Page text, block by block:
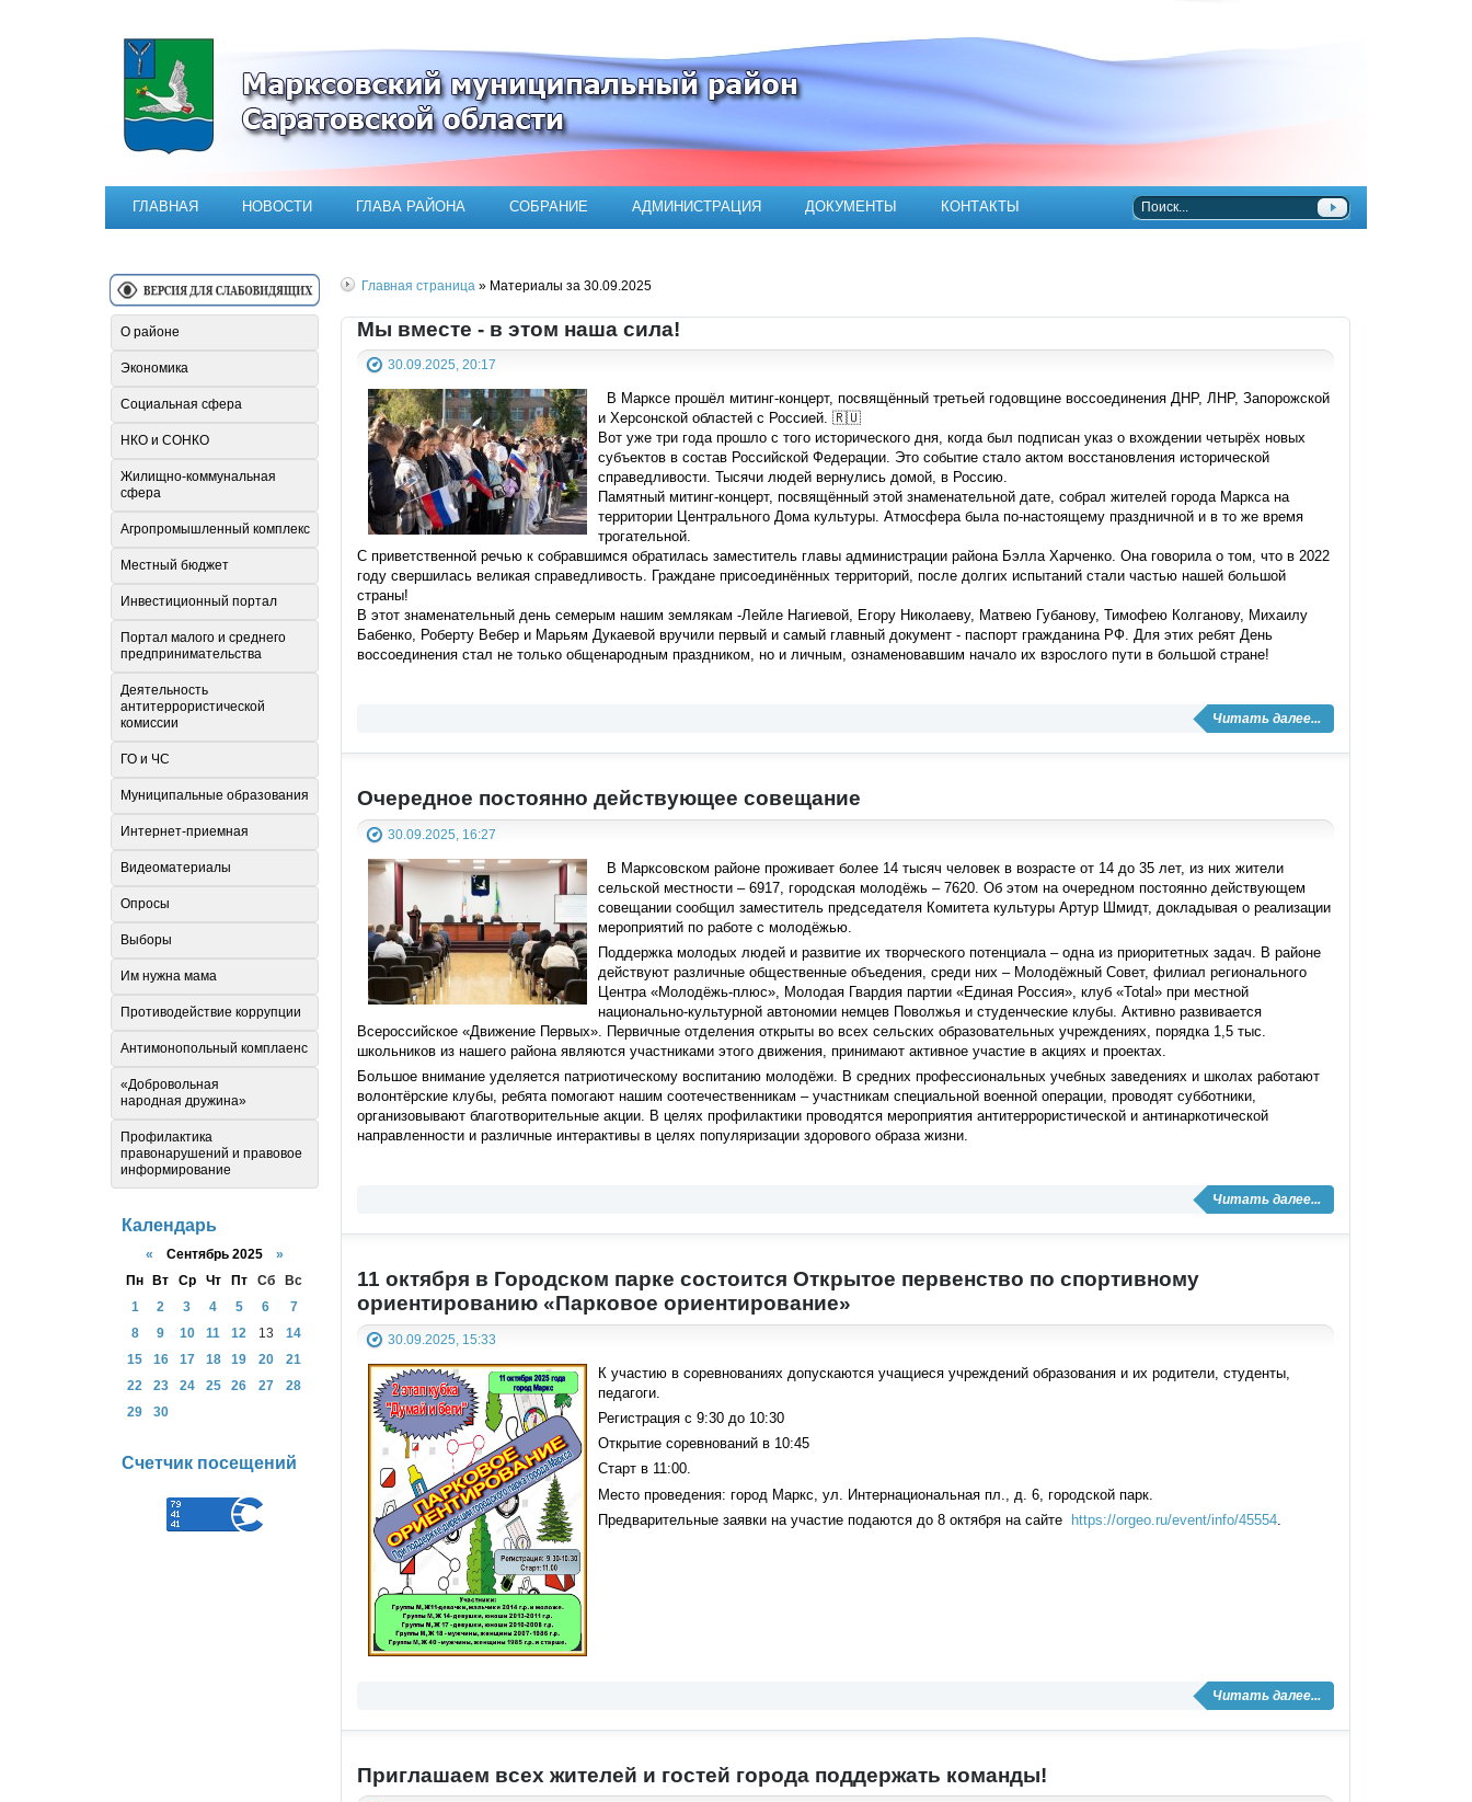
Официальный сайт Марксовского муниципального района
ГЛАВНАЯ НОВОСТИ ГЛАВА РАЙОНА СОБРАНИЕ АДМИНИСТРАЦИЯ ДОКУМЕНТЫ КОНТАКТЫ
Главная страница » Материалы за 30.09.2025
Мы вместе - в этом наша сила!
30.09.2025, 20:17
В Марксе прошёл митинг-концерт, посвящённый третьей годовщине воссоединения ДНР, ЛНР, Запорожской
и Херсонской областей с Россией. 🇷🇺
Вот уже три года прошло с того исторического дня, когда был подписан указ о вхождении четырёх новых
субъектов в состав Российской Федерации. Это событие стало актом восстановления исторической
справедливости. Тысячи людей вернулись домой, в Россию.
Памятный митинг-концерт, посвящённый этой знаменательной дате, собрал жителей города Маркса на
территории Центрального Дома культуры. Атмосфера была по-настоящему праздничной и в то же время
трогательной.
С приветственной речью к собравшимся обратилась заместитель главы администрации района Бэлла Харченко. Она говорила о том, что в 2022
году свершилась великая справедливость. Граждане присоединённых территорий, после долгих испытаний стали частью нашей большой
страны!
В этот знаменательный день семерым нашим землякам -Лейле Нагиевой, Егору Николаеву, Матвею Губанову, Тимофею Колганову, Михаилу
Бабенко, Роберту Вебер и Марьям Дукаевой вручили первый и самый главный документ - паспорт гражданина РФ. Для этих ребят День
воссоединения стал не только общенародным праздником, но и личным, ознаменовавшим начало их взрослого пути в большой стране!
Читать далее...
Очередное постоянно действующее совещание
30.09.2025, 16:27
В Марксовском районе проживает более 14 тысяч человек в возрасте от 14 до 35 лет, из них жители
сельской местности – 6917, городская молодёжь – 7620. Об этом на очередном постоянно действующем
совещании сообщил заместитель председателя Комитета культуры Артур Шмидт, докладывая о реализации
мероприятий по работе с молодёжью.
Поддержка молодых людей и развитие их творческого потенциала – одна из приоритетных задач. В районе
действуют различные общественные объедения, среди них – Молодёжный Совет, филиал регионального
Центра «Молодёжь-плюс», Молодая Гвардия партии «Единая Россия», клуб «Total» при местной
национально-культурной автономии немцев Поволжья и студенческие клубы. Активно развивается
Всероссийское «Движение Первых». Первичные отделения открыты во всех сельских образовательных учреждениях, порядка 1,5 тыс.
школьников из нашего района являются участниками этого движения, принимают активное участие в акциях и проектах.
Большое внимание уделяется патриотическому воспитанию молодёжи. В средних профессиональных учебных заведениях и школах работают
волонтёрские клубы, ребята помогают нашим соотечественникам – участникам специальной военной операции, проводят субботники,
организовывают благотворительные акции. В целях профилактики проводятся мероприятия антитеррористической и антинаркотической
направленности и различные интерактивы в целях популяризации здорового образа жизни.
Читать далее...
11 октября в Городском парке состоится Открытое первенство по спортивному
ориентированию «Парковое ориентирование»
30.09.2025, 15:33
К участию в соревнованиях допускаются учащиеся учреждений образования и их родители, студенты,
педагоги.
Регистрация с 9:30 до 10:30
Открытие соревнований в 10:45
Старт в 11:00.
Место проведения: город Маркс, ул. Интернациональная пл., д. 6, городской парк.
Предварительные заявки на участие подаются до 8 октября на сайте
https://orgeo.ru/event/info/45554
Читать далее...
Приглашаем всех жителей и гостей города поддержать команды!
О районе
Экономика
Социальная сфера
НКО и СОНКО
Жилищно-коммунальная
сфера
Агропромышленный комплекс
Местный бюджет
Инвестиционный портал
Портал малого и среднего
предпринимательства
Деятельность
антитеррористической
комиссии
ГО и ЧС
Муниципальные образования
Интернет-приемная
Видеоматериалы
Опросы
Выборы
Им нужна мама
Противодействие коррупции
Антимонопольный комплаенс
«Добровольная
народная дружина»
Профилактика
правонарушений и правовое
информирование
Календарь
« Сентябрь 2025 »
Пн
Вт Ср Чт Пт Сб
Вс
1
2 3 4 5 6
7
8
9 10 11 12 13
14
15
16 17 18 19 20
21
22
23 24 25 26 27
28
29
30
Счетчик посещений